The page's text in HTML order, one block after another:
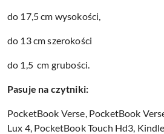
do 17,5 cm wysokości,
do 13 cm szerokości
do 1,5 cm grubości.
Pasuje na czytniki:
PocketBook Verse, PocketBook
Lux 4, PocketBook Touch Hd3,